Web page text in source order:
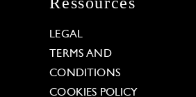
LEGAL
TERMS AND
CONDITIONS
COOKIES POLICY